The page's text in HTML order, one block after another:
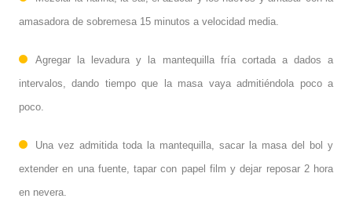
amasadora de sobremesa 15 minutos a velocidad media.
Agregar la levadura y la mantequilla fría cortada a dados a
intervalos, dando tiempo que la masa vaya admitiéndola poco a
poco.
Una vez admitida toda la mantequilla, sacar la masa del bol y
extender en una fuente, tapar con papel film y dejar reposar 2 hora
en nevera.